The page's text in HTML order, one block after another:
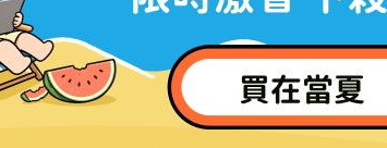
軟體。
致問題無法解決。